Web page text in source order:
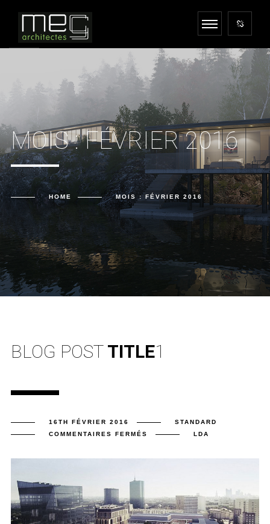
MOIS :FÉVRIER 2016
HOME MOIS : FÉVRIER 2016
BLOG POST TITLE1
16TH FÉVRIER 2016
STANDARD
COMMENTAIRES FERMÉS SUR
LDA